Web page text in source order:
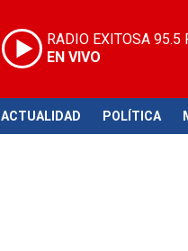
RADIO EXITOSA 95.5
EN VIVO
ACTUALIDAD POLÍTICA